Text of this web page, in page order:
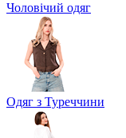
Чоловічий одяг
Одяг з Туреччини